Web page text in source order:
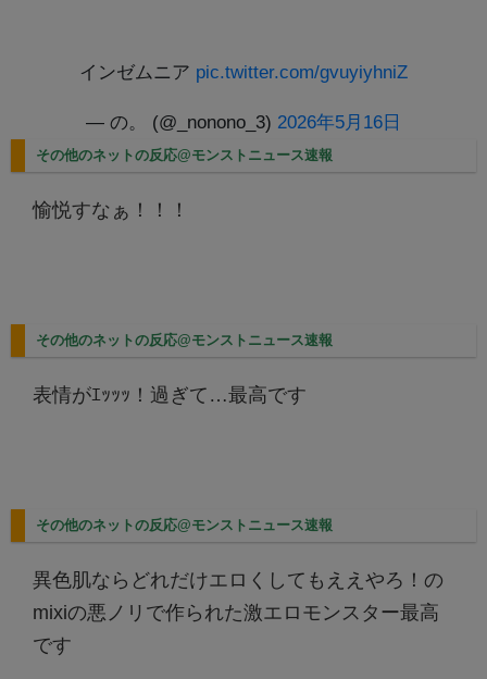
インゼムニア pic.twitter.com/gvuyiyhniZ
— の。 (@_nonono_3) 2026年5月16日
その他のネットの反応@モンストニュース速報
愉悦すなぁ！！！
その他のネットの反応@モンストニュース速報
表情がｴｯｯｯ！過ぎて…最高です
その他のネットの反応@モンストニュース速報
異色肌ならどれだけエロくしてもええやろ！の
mixiの悪ノリで作られた激エロモンスター最高
です